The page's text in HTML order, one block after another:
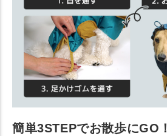
簡単3STEPでお散歩にGO！